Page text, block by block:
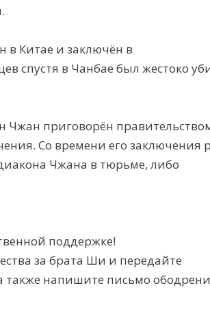
в Китае и заключён в
спустя в Чанбае был жестоко
Чжан приговорён
Со времени его заключения
Чжана в тюрьме, либо
поддержке!
за брата Ши и передайте
напишите письмо